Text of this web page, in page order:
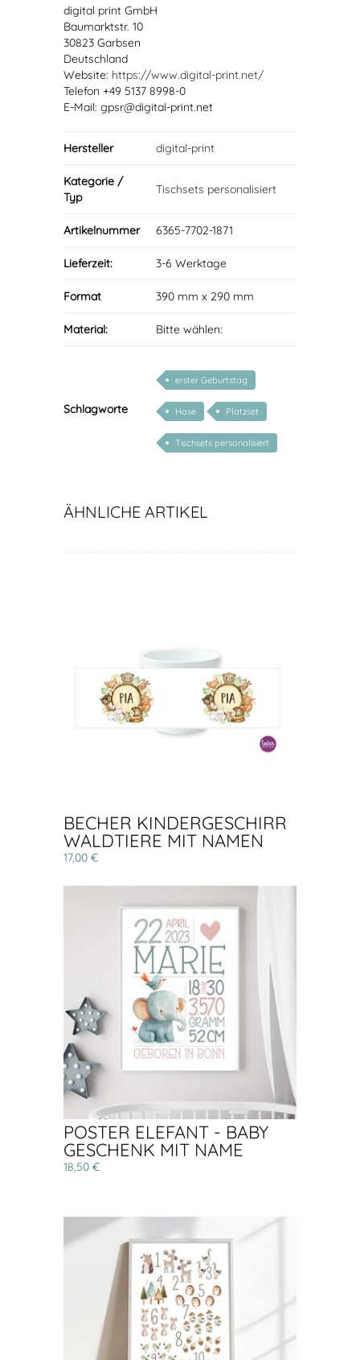
digital print GmbH
Baumarktstr. 10
30823 Garbsen
Deutschland
Website: https://www.digital-print.net/
Telefon +49 5137 8998-0
E-Mail: gpsr@digital-print.net
Hersteller digital-print
Kategorie /
Typ
Tischsets personalisiert
Artikelnummer 6365-7702-1871
Lieferzeit: 3-6 Werktage
Format 390 mm x 290 mm
Material: Bitte wählen:
Schlagworte
erster Geburtstag
Hase Platzset
Tischsets personalisiert
ÄHNLICHE ARTIKEL
BECHER KINDERGESCHIRR
WALDTIERE MIT NAMEN
17,00 €
POSTER ELEFANT - BABY
GESCHENK MIT NAME
18,50 €